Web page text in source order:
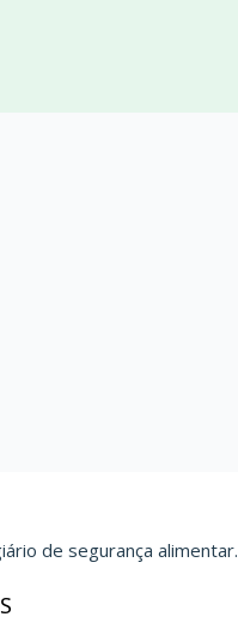
de segurança alimentar.